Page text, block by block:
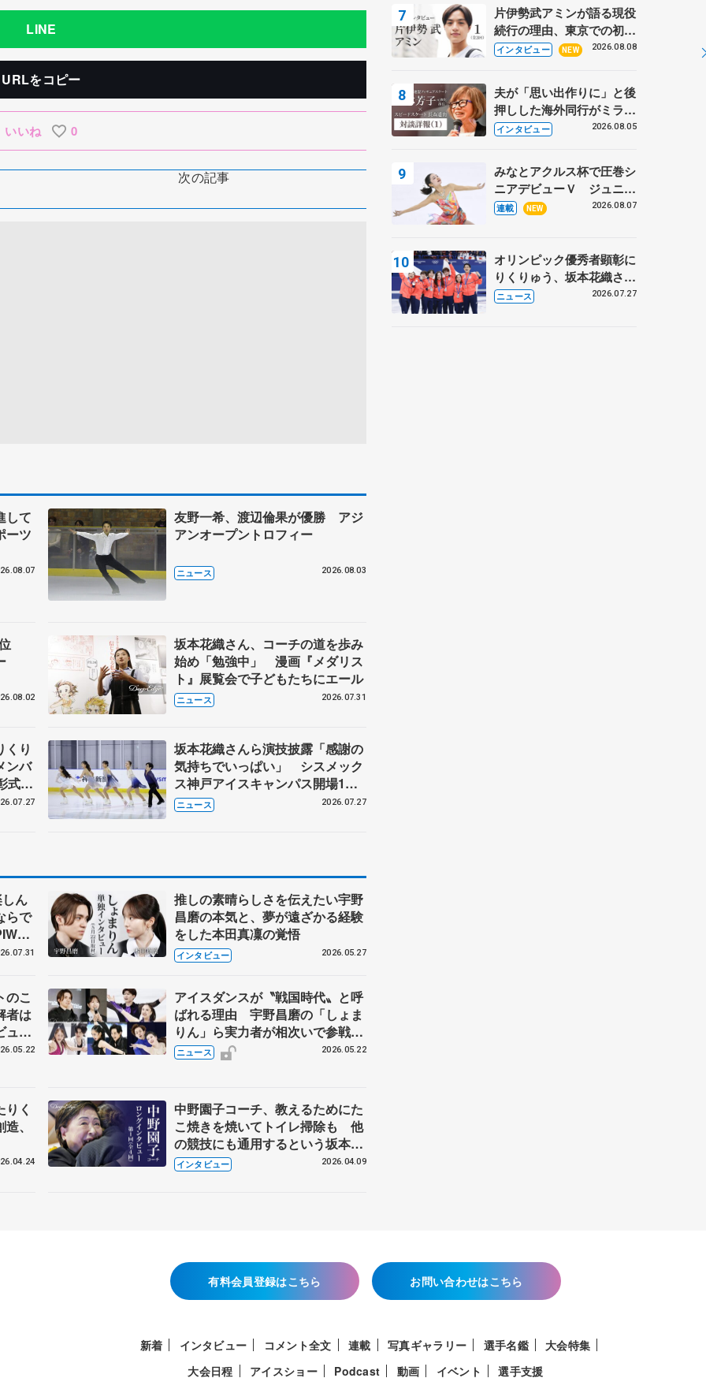
LINE
URLをコピー
いいね 0
次の記事
して
ーツ
友野一希、渡辺倫果が優勝 アジ
アンオープントロフィー
ニュース 2026.08.03
坂本花織さん、コーチの道を歩み
始め「勉強中」 漫画『メダリス
ト』展覧会で子どもたちにエール
ニュース 2026.07.31
くり
ンバ
式、
園子
坂本花織さんら演技披露「感謝の
気持ちでいっぱい」 シスメック
ス神戸アイスキャンパス開場1周
年イベント
ニュース 2026.07.27
ん
らで
前
推しの素晴らしさを伝えたい宇野
昌磨の本気と、夢が遠ざかる経験
をした本田真凜の覚悟
インタビュー 2026.05.27
のこ
者は
ュー
人、
アイスダンスが〝戦国時代〟と呼
ばれる理由 宇野昌磨の「しょま
りん」ら実力者が相次いで参戦
国内の競争激化
ニュース 2026.05.22
く
、
中野園子コーチ、教えるためにた
こ焼きを焼いてトイレ掃除も 他
の競技にも通用するという坂本花
織の筋肉
インタビュー 2026.04.09
部科学省スポーツ表彰
式】
片伊勢武アミンが語る現役
続行の理由、東京での初め
ての一人暮らし 注目スケ
インタビュー NEW 2026.08.08
夫が「思い出作りに」と後
押しした海外同行がミラノ
まで… 繁華街のリンクで
に 小林芳子さんが振り返
るスケート人生
インタビュー 2026.08.05
みなとアクルス杯で圧巻シ
ニアデビューＶ ジュニア
で４シーズン無敗の島田麻
連載 NEW 2026.08.07
オリンピック優秀者顕彰に
りくりゅう、坂本花織さ
ん、団体メンバーら 8月
ニュース 2026.07.27
有料会員登録はこちら お問い合わせはこちら
新着 インタビュー コメント全文 連載 写真ギャラリー 選手名鑑
大会特集
大会日程
アイスショー Podcast 動画 イベント 選手支援